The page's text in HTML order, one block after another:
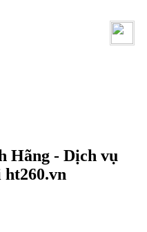
Hãng - Dịch vụ